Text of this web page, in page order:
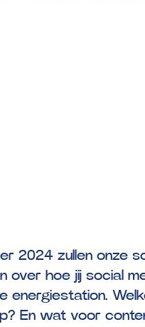
2024 zullen onze
over hoe jij social
energiestation.
En wat voor